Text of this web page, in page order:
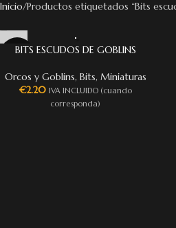
Inicio Productos etiquetados “Bits
BITS ESCUDOS DE GOBLINS
Orcos y Goblins, Bits, Miniaturas
€2.20 IVA INCLUIDO (cuando
corresponda)